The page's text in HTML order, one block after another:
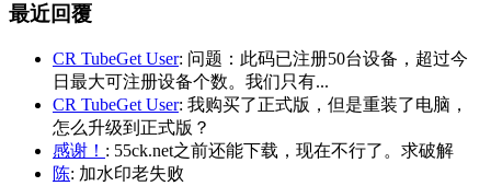
最近回覆
CR TubeGet User: 问题：此码已注册50台设备，超过今
日最大可注册设备个数。我们只有...
CR TubeGet User: 我购买了正式版，但是重装了电脑，
怎么升级到正式版？
感谢！ : 55ck.net之前还能下载，现在不行了。求破解
陈: 加水印老失败